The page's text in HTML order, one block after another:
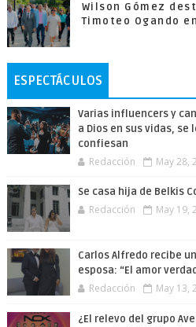
Wilson Gómez
Timoteo Ogando
ESPECTÁCULOS
Varias influencers y
a Dios en sus vidas, se
confiesan
Redacción May 28,
Se casa hija de Belkis
Redacción May 19,
Carlos Alfredo recibe
esposa: “El amor
Redacción May 13,
¿El relevo del grupo